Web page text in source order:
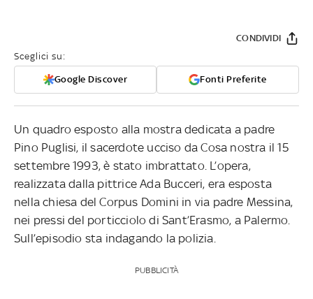
Sceglici su:
Google Discover Fonti Preferite
CONDIVIDI
Un quadro esposto alla mostra dedicata a padre
Pino Puglisi, il sacerdote ucciso da Cosa nostra il 15
settembre 1993, è stato imbrattato. L’opera,
realizzata dalla pittrice Ada Bucceri, era esposta
nella chiesa del Corpus Domini in via padre Messina,
nei pressi del porticciolo di Sant’Erasmo, a Palermo.
Sull’episodio sta indagando la polizia.
PUBBLICITÀ